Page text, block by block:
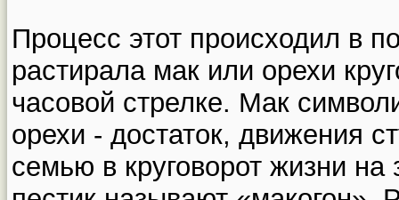
Процесс этот происходил в
растирала мак или орехи
часовой стрелке. Мак
орехи - достаток, движения
семью в круговорот жизни